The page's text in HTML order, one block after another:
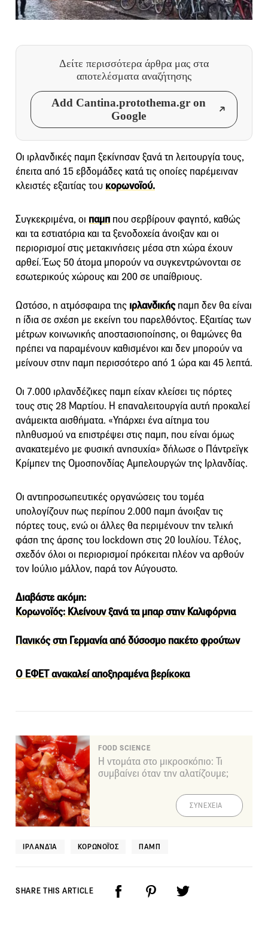
Δείτε περισσότερα άρθρα μας στα
αποτελέσματα αναζήτησης
Add Cantina.protothema.gr on
Google
Οι ιρλανδικές παμπ ξεκίνησαν ξανά τη λειτουργία τους,
έπειτα από 15 εβδομάδες κατά τις οποίες παρέμειναν
κλειστές εξαιτίας του κορωνοϊού.
Συγκεκριμένα, οι παμπ που σερβίρουν φαγητό, καθώς
και τα εστιατόρια και τα ξενοδοχεία άνοιξαν και οι
περιορισμοί στις μετακινήσεις μέσα στη χώρα έχουν
αρθεί. Έως 50 άτομα μπορούν να συγκεντρώνονται σε
εσωτερικούς χώρους και 200 σε υπαίθριους.
Ωστόσο, η ατμόσφαιρα της ιρλανδικήςπαμπ δεν θα είναι
η ίδια σε σχέση με εκείνη του παρελθόντος. Εξαιτίας των
μέτρων κοινωνικής αποστασιοποίησης, οι θαμώνες θα
πρέπει να παραμένουν καθισμένοι και δεν μπορούν να
μείνουν στην παμπ περισσότερο από 1 ώρα και 45 λεπτά.
Οι 7.000 ιρλανδέζικες παμπ είχαν κλείσει τις πόρτες
τους στις 28 Μαρτίου. Η επαναλειτουργία αυτή προκαλεί
ανάμεικτα αισθήματα. «Υπάρχει ένα αίτημα του
πληθυσμού να επιστρέψει στις παμπ, που είναι όμως
ανακατεμένο με φυσική ανησυχία» δήλωσε ο Πάντρεϊγκ
Κρίμπεν της Ομοσπονδίας Αμπελουργών της Ιρλανδίας.
Οι αντιπροσωπευτικές οργανώσεις του τομέα
υπολογίζουν πως περίπου 2.000 παμπ άνοιξαν τις
πόρτες τους, ενώ οι άλλες θα περιμένουν την τελική
φάση της άρσης του lockdown στις 20 Ιουλίου. Tέλος,
σχεδόν όλοι οι περιορισμοί πρόκειται πλέον να αρθούν
τον Ιούλιο μάλλον, παρά τον Αύγουστο.
Διαβάστε ακόμη:
Κορωνοϊός: Κλείνουν ξανά τα μπαρ στην Καλιφόρνια
Πανικός στη Γερμανία από δύσοσμο πακέτο φρούτων
Ο ΕΦΕΤ ανακαλεί αποξηραμένα βερίκοκα
FOOD SCIENCE
Η ντομάτα στο μικροσκόπιο: Τι
συμβαίνει όταν την αλατίζουμε;
ΣΥΝΕΧΕΙΑ
ΙΡΛΑΝΔΊΑ ΚΟΡΩΝΟΪΌΣ ΠΑΜΠ
SHARE THIS ARTICLE